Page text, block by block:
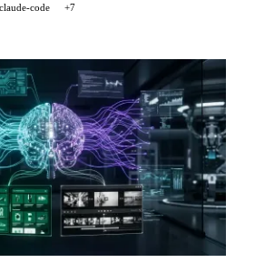
de până la 3 minute.
claude-code +7